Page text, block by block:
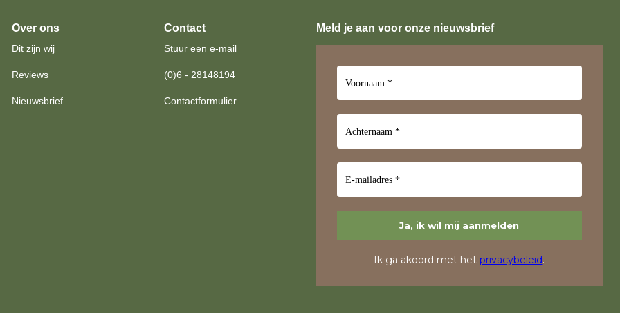
Over ons
Dit zijn wij
Reviews
Nieuwsbrief
Contact
Stuur een e-mail
(0)6 - 28148194
Contactformulier
Meld je aan voor onze nieuwsbrief
Ik ga akoord met het privacybeleid.